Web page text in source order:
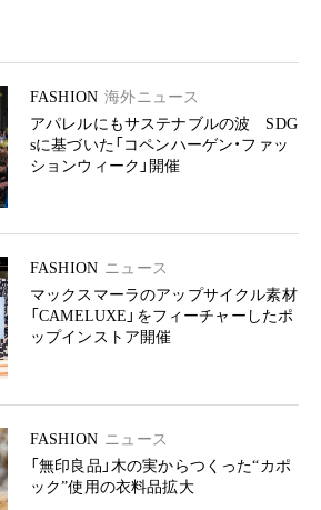
FASHION 海外ニュース
アパレルにもサステナブルの波 SDG
sに基づいた「コペンハーゲン・ファッ
ションウィーク」開催
FASHION ニュース
マックスマーラのアップサイクル素材
「CAMELUXE」をフィーチャーしたポ
ップインストア開催
FASHION ニュース
「無印良品」木の実からつくった“カポ
ック”使用の衣料品拡大